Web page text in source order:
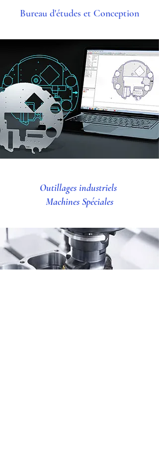
Bureau d'études et Conception
Outillages industriels
Machines Spéciales